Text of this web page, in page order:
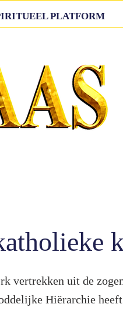
PLATFORM
vertrekken uit de
Hiërarchie